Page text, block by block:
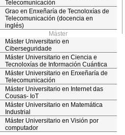
Telecomunicación
Grao en Enxeñaría de Tecnoloxías de
Telecomunicación (docencia en
inglés)
Máster
Máster Universitario en
Ciberseguridade
Máster Universitario en Ciencia e
Tecnoloxías de Información Cuántica
Máster Universitario en Enxeñaría de
Telecomunicación
Máster Universitario en Internet das
Cousas- IoT
Máster Universitario en Matemática
Industrial
Máster Universitario en Visión por
computador